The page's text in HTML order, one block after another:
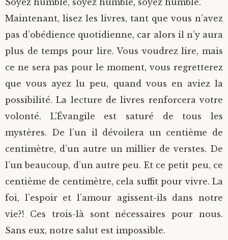
Soyez humble, soyez humble, soyez humble.
Maintenant, lisez les livres, tant que vous n’avez
pas d’obédience quotidienne, car alors il n’y aura
plus de temps pour lire. Vous voudrez lire, mais
ce ne sera pas pour le moment, vous regretterez
que vous ayez lu peu, quand vous en aviez la
possibilité. La lecture de livres renforcera votre
volonté. L’Évangile est saturé de tous les
mystères. De l’un il dévoilera un centième de
centimètre, d’un autre un millier de verstes. De
l’un beaucoup, d’un autre peu. Et ce petit peu, ce
centième de centimètre, cela suffit pour vivre. La
foi, l’espoir et l’amour agissent-ils dans notre
vie?! Ces trois-là sont nécessaires pour nous.
Sans eux, notre salut est impossible.